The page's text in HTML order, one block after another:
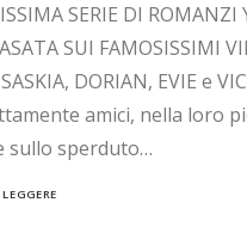
SERIE DI ROMANZI
SUI FAMOSISSIMI
DORIAN, EVIE e
amici, nella loro
sullo sperduto…